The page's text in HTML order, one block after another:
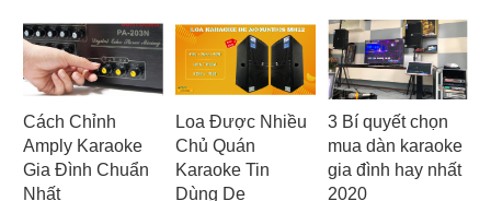
Cách Chỉnh
Amply Karaoke
Gia Đình Chuẩn
Nhất
Loa Được Nhiều
Chủ Quán
Karaoke Tin
Dùng De
3 Bí quyết chọn
mua dàn karaoke
gia đình hay nhất
2020